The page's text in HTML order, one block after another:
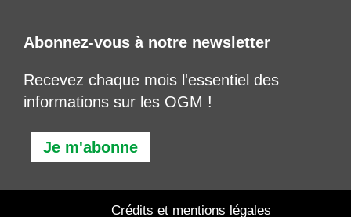
Abonnez-vous à notre newsletter
Recevez chaque mois l'essentiel des
informations sur les OGM !
Je m'abonne
Crédits et mentions légales